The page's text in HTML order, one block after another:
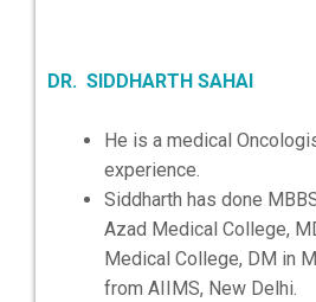
DR. SIDDHARTH SAHAI
He is a medical
experience.
Siddharth has done
Azad Medical College,
Medical College, DM in
from AIIMS, New Delhi.